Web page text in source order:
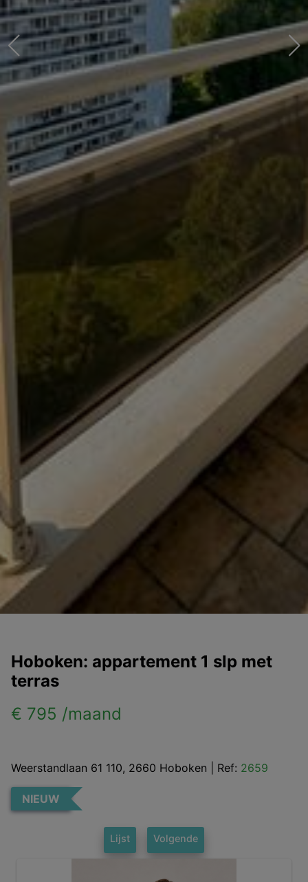
Hoboken: appartement 1 slp met
terras
€ 795 /maand
Weerstandlaan 61 110, 2660 Hoboken Ref: 2659
NIEUW
Lijst Volgende